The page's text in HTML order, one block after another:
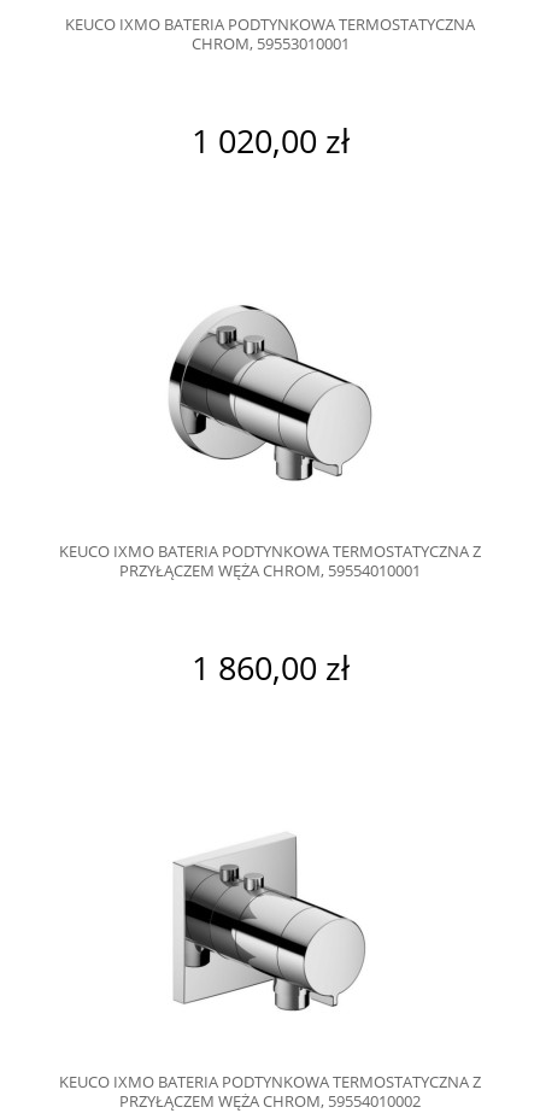
KEUCO IXMO BATERIA PODTYNKOWA TERMOSTATYCZNA
CHROM, 59553010001
1 020,00 zł
KEUCO IXMO BATERIA PODTYNKOWA TERMOSTATYCZNA Z
PRZYŁĄCZEM WĘŻA CHROM, 59554010001
1 860,00 zł
KEUCO IXMO BATERIA PODTYNKOWA TERMOSTATYCZNA Z
PRZYŁĄCZEM WĘŻA CHROM, 59554010002